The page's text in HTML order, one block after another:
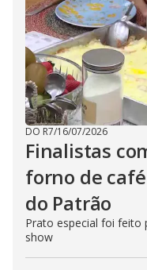
DO R7/16/07/2026
Finalistas
forno de
do Patrão
Prato especial foi feito
show